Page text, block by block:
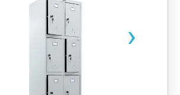
СТЕЛЛАЖИ
МЕБЕЛЬ
›